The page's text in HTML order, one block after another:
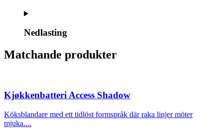
Nedlasting
Matchande produkter
Kjøkkenbatteri Access Shadow
Köksblandare med ett tidlöst formspråk där raka linjer möter
mjuka....